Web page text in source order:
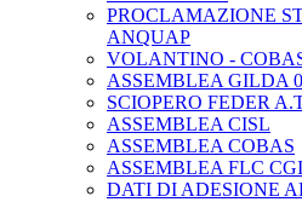
PROCLAMAZIONE
ANQUAP
VOLANTINO -
ASSEMBLEA GILDA
SCIOPERO FEDER
ASSEMBLEA CISL
ASSEMBLEA COBAS
ASSEMBLEA FLC
DATI DI ADESIONE